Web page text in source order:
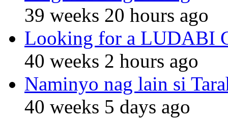
39 weeks 20 hours ago
Looking for a LUDABI
40 weeks 2 hours ago
Naminyo nag lain si
40 weeks 5 days ago